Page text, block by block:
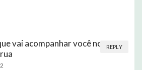
vai acompanhar você no
REPLY